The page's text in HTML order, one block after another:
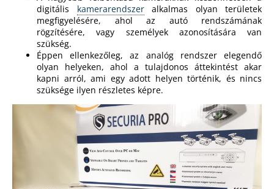
digitális kamerarendszeralkalmas olyan területek
megfigyelésére, ahol az autó rendszámának
rögzítésére, vagy személyek azonosítására van
szükség.
Éppen ellenkezőleg, az analóg rendszer elegendő
olyan helyeken, ahol a tulajdonos áttekintést akar
kapni arról, ami egy adott helyen történik, és nincs
szüksége ilyen részletes képre.